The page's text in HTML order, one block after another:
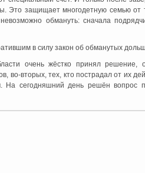
Это защищает многодетную семью
обмануть: сначала
в силу закон об обманутых
очень жёстко принял
во-вторых, тех, кто пострадал от их
На сегодняшний день решён вопрос